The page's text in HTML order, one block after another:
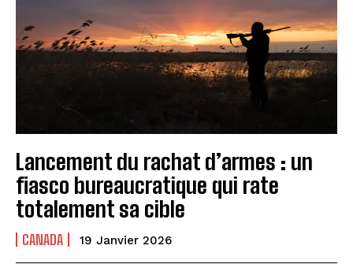
Lancement du rachat d’armes : un
fiasco bureaucratique qui rate
totalement sa cible
CANADA 19 Janvier 2026